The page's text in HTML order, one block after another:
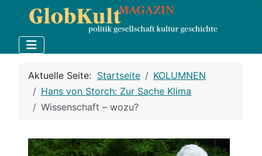
Aktuelle Seite: Startseite
KOLUMNEN
Hans von Storch: Zur Sache Klima
Wissenschaft – wozu?